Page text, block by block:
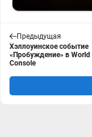
Предыдущая
Хэллоуинское событие
«Пробуждение» в World
Console